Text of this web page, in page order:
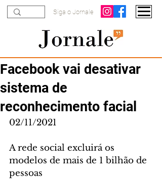
Siga o Jornale
Facebook vai desativar
sistema de
reconhecimento facial
02/11/2021
A rede social excluirá os
modelos de mais de 1 bilhão de
pessoas